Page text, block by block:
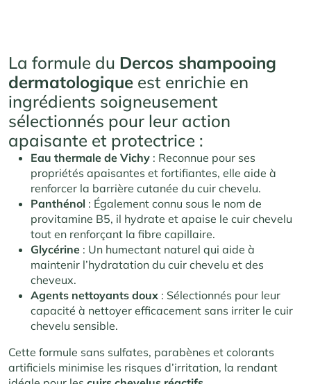
La formule du Dercos shampooing
dermatologique est enrichie en
ingrédients soigneusement
sélectionnés pour leur action
apaisante et protectrice :
Eau thermale de Vichy : Reconnue pour ses
propriétés apaisantes et fortifiantes, elle aide à
renforcer la barrière cutanée du cuir chevelu.
Panthénol : Également connu sous le nom de
provitamine B5, il hydrate et apaise le cuir chevelu
tout en renforçant la fibre capillaire.
Glycérine : Un humectant naturel qui aide à
maintenir l’hydratation du cuir chevelu et des
cheveux.
Agents nettoyants doux : Sélectionnés pour leur
capacité à nettoyer efficacement sans irriter le cuir
chevelu sensible.
Cette formule sans sulfates, parabènes et colorants
artificiels minimise les risques d’irritation, la rendant